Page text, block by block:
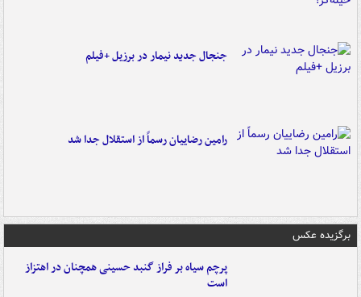
جنجال جدید نیمار در برزیل +فیلم
رامین رضاییان رسماً از استقلال جدا شد
برگزیده عکس
پرچم سیاه بر فراز گنبد حسینی همچنان در اهتزاز
است